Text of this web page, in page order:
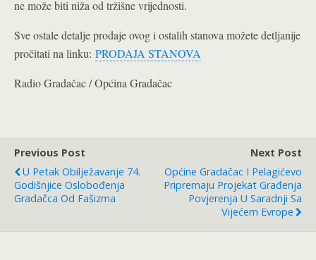
ne može biti niža od tržišne vrijednosti.
Sve ostale detalje prodaje ovog i ostalih stanova možete detljanije
pročitati na linku: PRODAJA STANOVA
Radio Gradačac / Općina Gradačac
Previous Post
U Petak Obilježavanje 74.
Godišnjice Oslobođenja
Gradačca Od Fašizma
Next Post
Općine Gradačac I Pelagićevo
Pripremaju Projekat Građenja
Povjerenja U Saradnji Sa
Vijećem Evrope